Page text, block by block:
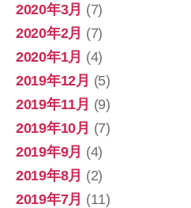
2020年3月 (7)
2020年2月 (7)
2020年1月 (4)
2019年12月 (5)
2019年11月 (9)
2019年10月 (7)
2019年9月 (4)
2019年8月 (2)
2019年7月 (11)